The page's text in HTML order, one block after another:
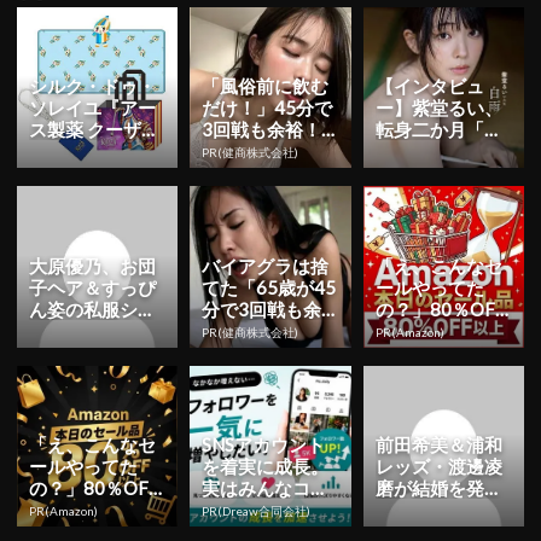
シルク・ドゥ・
ソレイユ『アー
ス製薬 クーザ』
東京公演の日程
＆チケット情報
「風俗前に飲む
だけ！」45分で
3回戦も余裕！1
日31円で朝まで
絶好調
PR(健商株式会社)
【インタビュ
ー】紫堂るい、
転身二か月「も
っと知っていた
だくことを目標
に」 初ヘア...
大原優乃、お団
子ヘア＆すっぴ
ん姿の私服ショ
ット公開！「す
っぴん可愛すぎ
です」「天...
バイアグラは捨
てた「65歳が45
分で3回戦も余
裕」980円で朝
まで絶好調！
PR(健商株式会社)
「え、こんなセ
ールやってた
の？」80％OFF
以上が続々登
場！Amazonの本
PR(Amazon)
「え、こんなセ
ールやってた
の？」80％OFF
以上が続々登
場！Amazonの本
PR(Amazon)
SNSアカウント
を着実に成長。
実はみんなココ
使ってます。
PR(Dreaw合同会社)
前田希美＆浦和
レッズ・渡邊凌
磨が結婚を発
表！ユニフォー
ム姿の2ショッ